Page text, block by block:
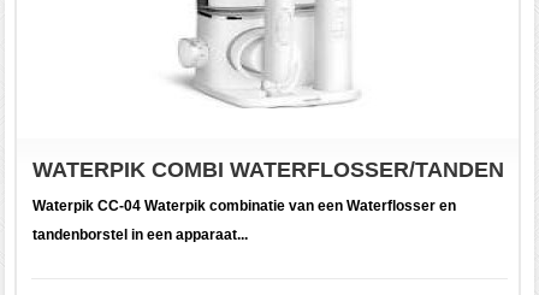
WATERPIK COMBI WATERFLOSSER/
Waterpik CC-04 Waterpik combinatie van een Waterflosser en
tandenborstel in een apparaat...